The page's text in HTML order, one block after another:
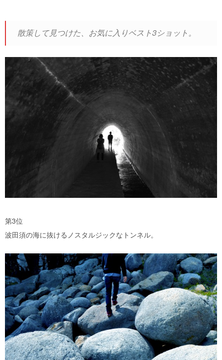
散策して見つけた、お気に入りベスト3ショット。
第3位
波田須の海に抜けるノスタルジックなトンネル。